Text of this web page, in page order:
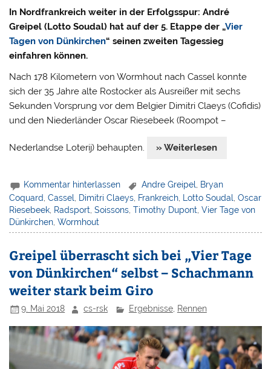
In Nordfrankreich weiter in der Erfolgsspur: André
Greipel (Lotto Soudal) hat auf der 5. Etappe der „Vier
Tagen von Dünkirchen“ seinen zweiten Tagessieg
einfahren können.
Nach 178 Kilometern von Wormhout nach Cassel konnte
sich der 35 Jahre alte Rostocker als Ausreißer mit sechs
Sekunden Vorsprung vor dem Belgier Dimitri Claeys (Cofidis)
und den Niederländer Oscar Riesebeek (Roompot –
Nederlandse Loterij) behaupten. » Weiterlesen
Kommentar hinterlassen Andre Greipel, Bryan
Coquard ,Cassel Dimitri Claeys Frankreich Lotto Soudal ,Oscar
Riesebeek Radsport ,Soissons ,Timothy Dupont ,Vier Tage von
Dünkirchen ,Wormhout
Greipel überrascht sich bei „Vier Tage
von Dünkirchen“ selbst – Schachmann
weiter stark beim Giro
9. Mai 2018 cs-rsk Ergebnisse, Rennen